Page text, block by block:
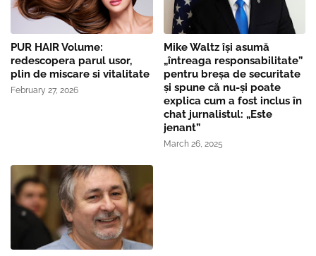
PUR HAIR Volume:
redescopera parul usor,
plin de miscare si vitalitate
February 27, 2026
Mike Waltz îşi asumă
„întreaga responsabilitate”
pentru breşa de securitate
și spune că nu-și poate
explica cum a fost inclus în
chat jurnalistul: „Este
jenant”
March 26, 2025